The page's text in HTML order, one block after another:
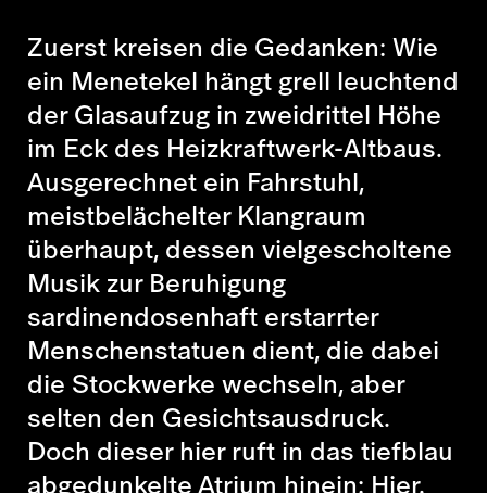
Zuerst kreisen die Gedanken: Wie
ein Menetekel hängt grell leuchtend
der Glasaufzug in zweidrittel Höhe
im Eck des Heizkraftwerk-Altbaus.
Ausgerechnet ein Fahrstuhl,
meistbelächelter Klangraum
überhaupt, dessen vielgescholtene
Musik zur Beruhigung
sardinendosenhaft erstarrter
Menschenstatuen dient, die dabei
die Stockwerke wechseln, aber
selten den Gesichtsausdruck.
Doch dieser hier ruft in das tiefblau
abgedunkelte Atrium hinein: Hier.